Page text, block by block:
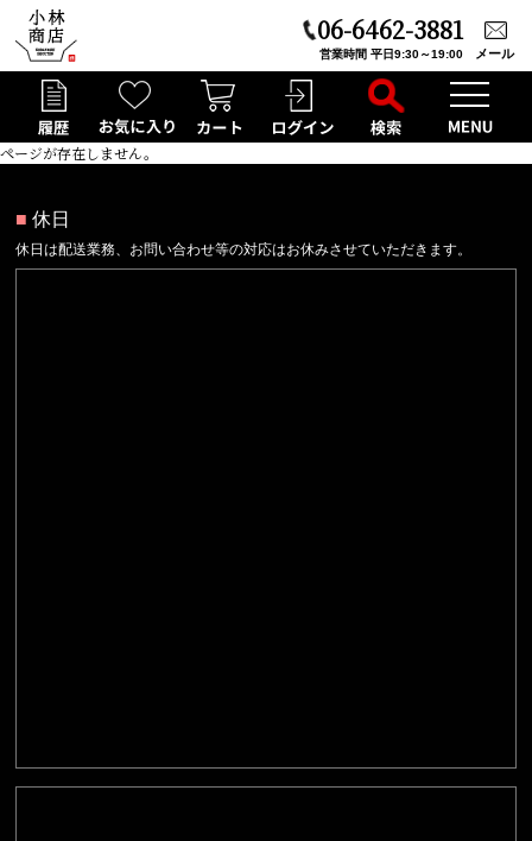
メール
06-6462-3881
営業時間 平日9:30～19:00
ページが存在しません。
■ 休日
休日は配送業務、お問い合わせ等の対応はお休みさせていただきます。